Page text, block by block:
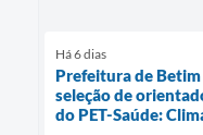
Há 6 dias
Prefeitura de
seleção de
do PET-Saúde: